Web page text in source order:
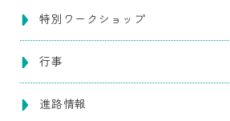
特別ワークショップ
行事
進路情報